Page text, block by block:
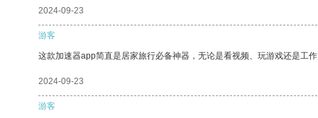
2024-09-23
游客
这款加速器app简直是居家旅行必备神器，无论是看视频、玩游戏还是工
2024-09-23
游客